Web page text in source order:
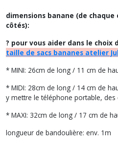
dimensions banane (de
côtés):
? pour vous aider dans le choix
taille de sacs bananes atelier
* MINI: 26cm de long / 11 cm de
* MIDI: 28cm de long / 14 cm de
y mettre le téléphone portable, des
* MAXI: 32cm de long / 17 cm de
longueur de bandoulière: env. 1m